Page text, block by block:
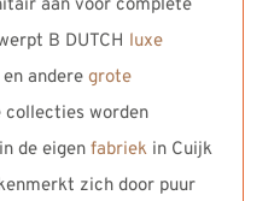
aan voor complete
B DUTCH luxe
andere grote
collecties worden
de eigen fabriekin Cuijk
zich door puur